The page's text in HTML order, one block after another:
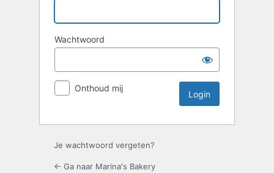
Wachtwoord
Onthoud mij
Je wachtwoord vergeten?
← Ga naar Marina's Bakery